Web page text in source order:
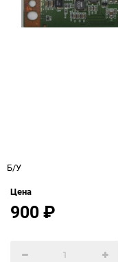
Б/У
Цена
900₽